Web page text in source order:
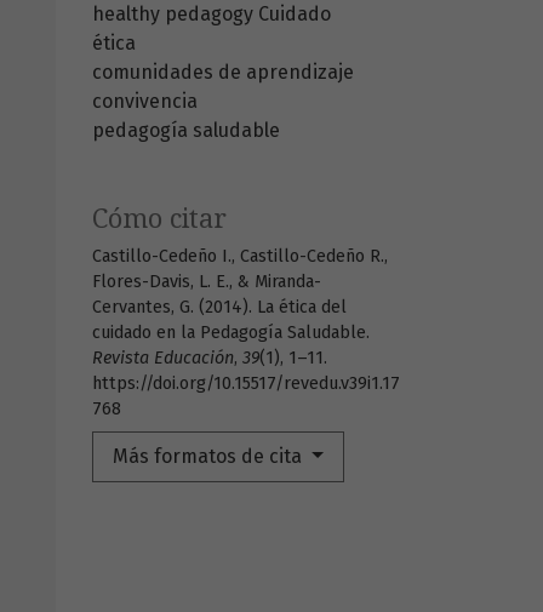
healthy pedagogy Cuidado
ética
comunidades de aprendizaje
convivencia
pedagogía saludable
Cómo citar
Castillo-Cedeño I., Castillo-Cedeño R.,
Flores-Davis, L. E., & Miranda-
Cervantes, G. (2014). La ética del
cuidado en la Pedagogía Saludable.
Revista Educación, 39(1), 1–11.
https://doi.org/10.15517/revedu.v39i1.17
768
Más formatos de cita